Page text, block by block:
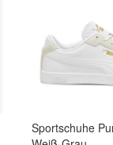
Sportschuhe